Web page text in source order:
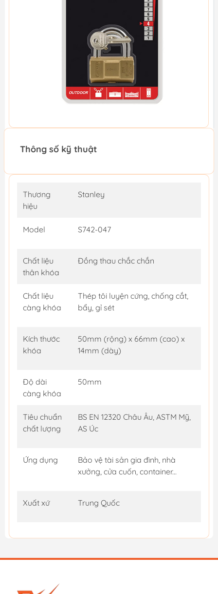
Thông số kỹ thuật
Thương
hiệu
Stanley
Model S742-047
Chất liệu
thân khóa
Đồng thau chắc chắn
Chất liệu
càng khóa
Thép tôi luyện cứng, chống cắt,
bẩy, gỉ sét
Kích thước
khóa
50mm (rộng) x 66mm (cao) x
14mm (dày)
Độ dài
càng khóa
50mm
Tiêu chuẩn
chất lượng
BS EN 12320 Châu Âu, ASTM Mỹ,
AS Úc
Ứng dụng
Bảo vệ tài sản gia đình, nhà
xưởng, cửa cuốn, container...
Xuất xứ Trung Quốc